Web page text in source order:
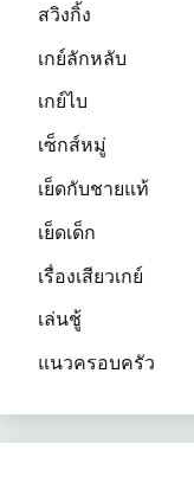
สวิงกิ้ง
เกย์ลักหลับ
เกย์ไบ
เซ็กส์หมู่
เย็ดกับชายแท้
เย็ดเด็ก
เรื่องเสียวเกย์
เล่นชู้
แนวครอบครัว